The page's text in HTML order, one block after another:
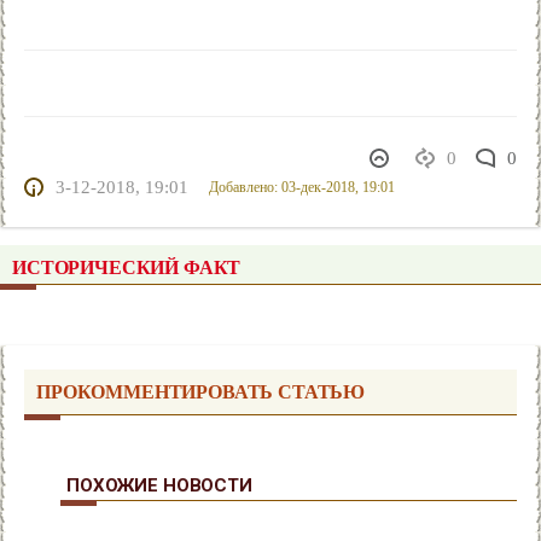
0
0
3-12-2018, 19:01
Добавлено: 03-дек-2018, 19:01
ИСТОРИЧЕСКИЙ ФАКТ
ПРОКОММЕНТИРОВАТЬ СТАТЬЮ
ПОХОЖИЕ НОВОСТИ